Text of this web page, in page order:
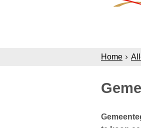
Home